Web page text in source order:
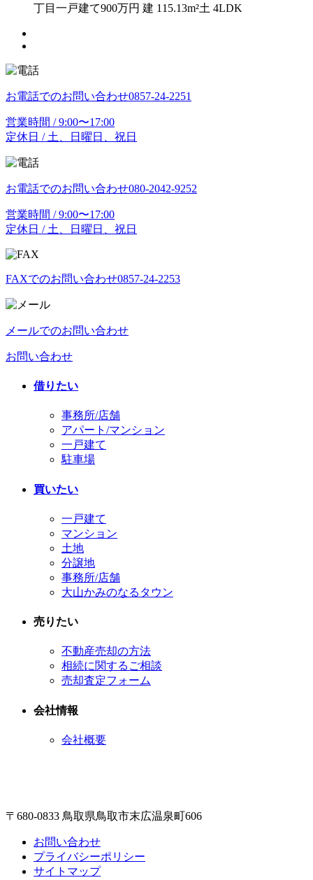
丁目 一戸建て900万円 建 115.13m²土 4LDK
お電話でのお問い合わせ0857-24-2251
営業時間 / 9:00〜17:00
定休日 / 土、日曜日、祝日
お電話でのお問い合わせ080-2042-9252
営業時間 / 9:00〜17:00
定休日 / 土、日曜日、祝日
FAXでのお問い合わせ0857-24-2253
メールでのお問い合わせ
お問い合わせ
借りたい
事務所/店舗
アパート/マンション
一戸建て
駐車場
買いたい
一戸建て
マンション
土地
分譲地
事務所/店舗
大山かみのなるタウン
売りたい
不動産売却の方法
相続に関するご相談
売却査定フォーム
会社情報
会社概要
〒680-0833 鳥取県鳥取市末広温泉町606
お問い合わせ
プライバシーポリシー
サイトマップ